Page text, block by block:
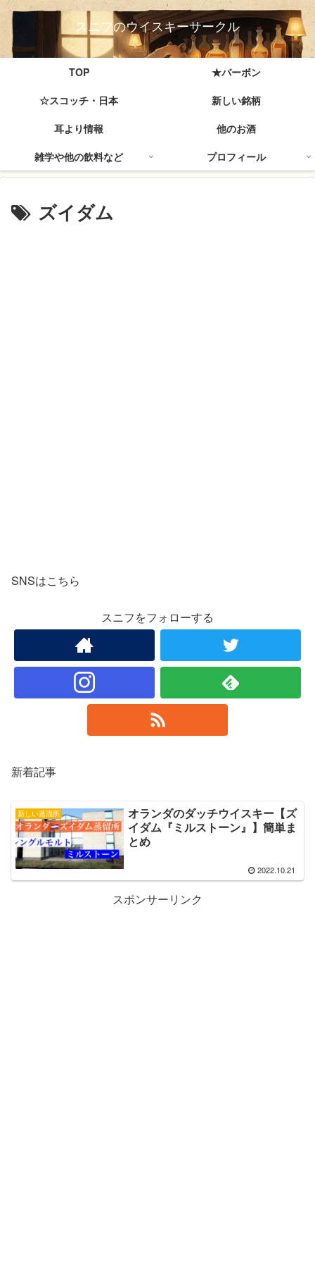
スニフのウイスキーサークル
TOP
★バーボン
☆スコッチ・日本
新しい銘柄
耳より情報
他のお酒
雑学や他の飲料など
プロフィール
ズイダム
SNSはこちら
スニフをフォローする
新着記事
新しい蒸溜所
オランダのダッチウイスキー【ズ
イダム『ミルストーン』】簡単ま
とめ
2022.10.21
スポンサーリンク